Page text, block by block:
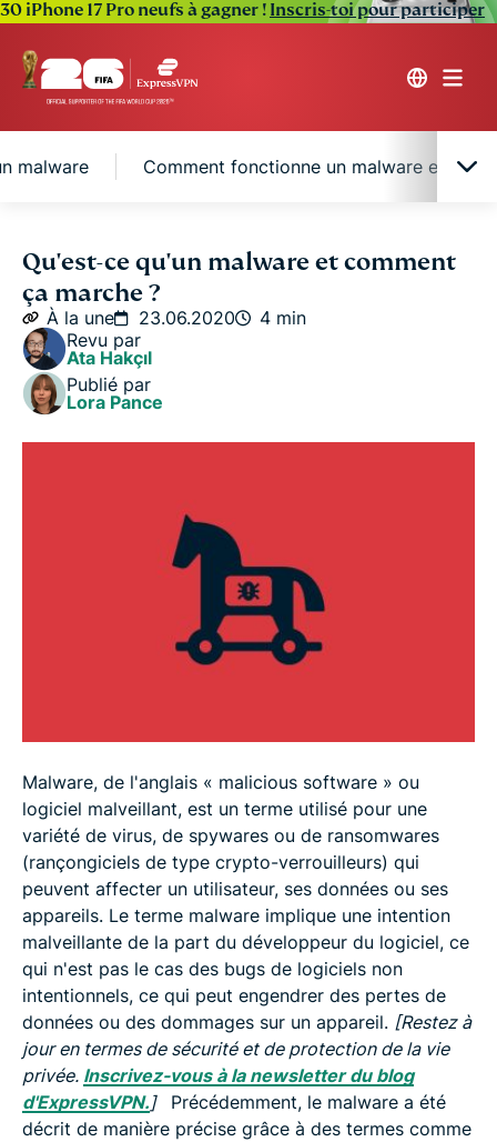
30 iPhone 17 Pro neufs à gagner !Inscris-toi pour participer
malware Comment fonctionne un malware et que
Les différents types de malwares
Comment se propage un malware
Comment fonctionne un malware et que fait-il ?
Comment vous protéger contre les malwares
Qu'est-ce qu'un malware et comment
ça marche ?
À la une 23.06.2020
4 min
Revu par
Ata Hakçıl
Publié par
Lora Pance
Malware, de l'anglais « malicious software » ou
logiciel malveillant, est un terme utilisé pour une
variété de virus, de spywares ou de ransomwares
(rançongiciels de type crypto-verrouilleurs) qui
peuvent affecter un utilisateur, ses données ou ses
appareils. Le terme malware implique une intention
malveillante de la part du développeur du logiciel, ce
qui n'est pas le cas des bugs de logiciels non
intentionnels, ce qui peut engendrer des pertes de
données ou des dommages sur un appareil. [Restez à
jour en termes de sécurité et de protection de la vie
privée. Inscrivez-vous à la newsletter du blog
d'ExpressVPN. ]
Précédemment, le malware a été
décrit de manière précise grâce à des termes comme